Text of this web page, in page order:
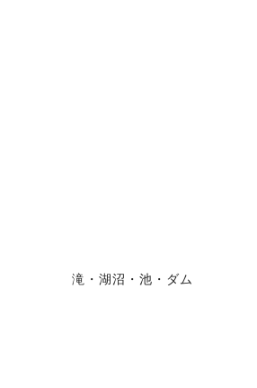
滝・湖沼・池・ダム